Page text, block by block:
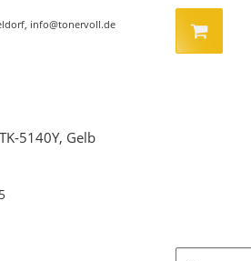
info@tonervoll.de
5140Y, Gelb